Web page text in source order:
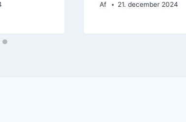
Af 21. december 2024